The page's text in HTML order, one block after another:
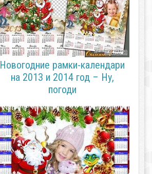
Новогодние рамки-календари
на 2013 и 2014 год – Ну,
погоди